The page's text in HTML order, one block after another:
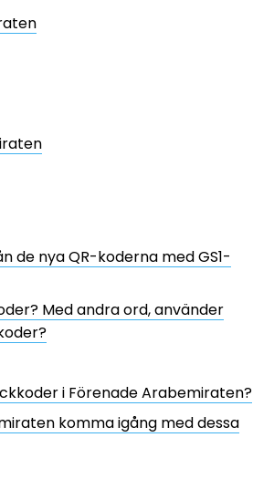
de nya QR-koderna med GS1-
Med andra ord, använder
i Förenade Arabemiraten?
komma igång med dessa